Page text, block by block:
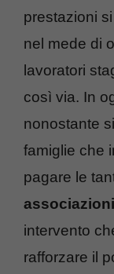
prestazioni
nel mede di
lavoratori
così via. In
nonostante
famiglie che
pagare le
intervento
rafforzare il